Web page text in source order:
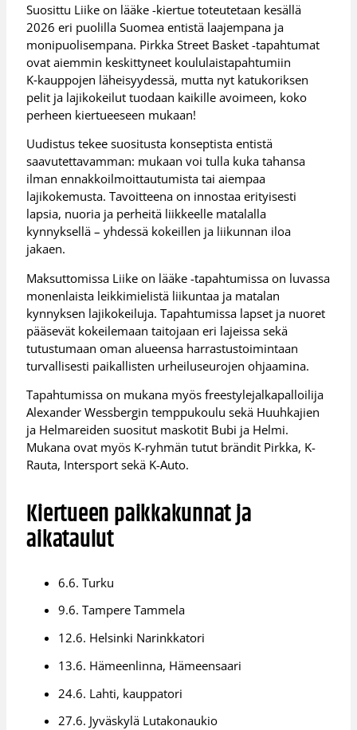
Suosittu Liike on lääke -kiertue toteutetaan kesällä
2026 eri puolilla Suomea entistä laajempana ja
monipuolisempana. Pirkka Street Basket -tapahtumat
ovat aiemmin keskittyneet koululaistapahtumiin
K‑kauppojen läheisyydessä, mutta nyt katukoriksen
pelit ja lajikokeilut tuodaan kaikille avoimeen, koko
perheen kiertueeseen mukaan!
Uudistus tekee suositusta konseptista entistä
saavutettavamman: mukaan voi tulla kuka tahansa
ilman ennakkoilmoittautumista tai aiempaa
lajikokemusta. Tavoitteena on innostaa erityisesti
lapsia, nuoria ja perheitä liikkeelle matalalla
kynnyksellä – yhdessä kokeillen ja liikunnan iloa
jakaen.
Maksuttomissa Liike on lääke -tapahtumissa on luvassa
monenlaista leikkimielistä liikuntaa ja matalan
kynnyksen lajikokeiluja. Tapahtumissa lapset ja nuoret
pääsevät kokeilemaan taitojaan eri lajeissa sekä
tutustumaan oman alueensa harrastustoimintaan
turvallisesti paikallisten urheiluseurojen ohjaamina.
Tapahtumissa on mukana myös freestylejalkapalloilija
Alexander Wessbergin temppukoulu sekä Huuhkajien
ja Helmareiden suositut maskotit Bubi ja Helmi.
Mukana ovat myös K-ryhmän tutut brändit Pirkka, K-
Rauta, Intersport sekä K-Auto.
Kiertueen paikkakunnat ja
aikataulut
6.6. Turku
9.6. Tampere Tammela
12.6. Helsinki Narinkkatori
13.6. Hämeenlinna, Hämeensaari
24.6. Lahti, kauppatori
27.6. Jyväskylä Lutakonaukio